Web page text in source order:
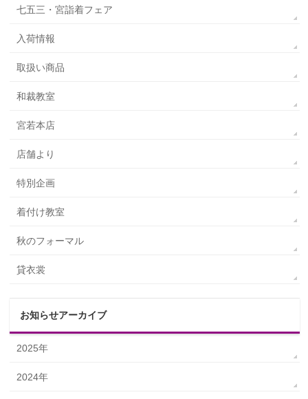
七五三・宮詣着フェア
入荷情報
取扱い商品
和裁教室
宮若本店
店舗より
特別企画
着付け教室
秋のフォーマル
貸衣裳
お知らせアーカイブ
2025年
2024年